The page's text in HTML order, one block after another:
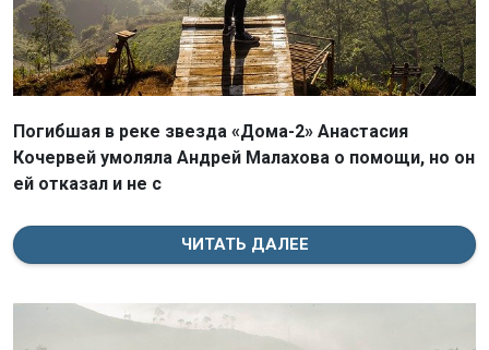
ЧИТАТЬ ДАЛЕЕ
Погибшая в реке звезда «Дома-2» Анастасия
Кочервей умоляла Андрей Малахова о помощи, но он
ей отказал и не с